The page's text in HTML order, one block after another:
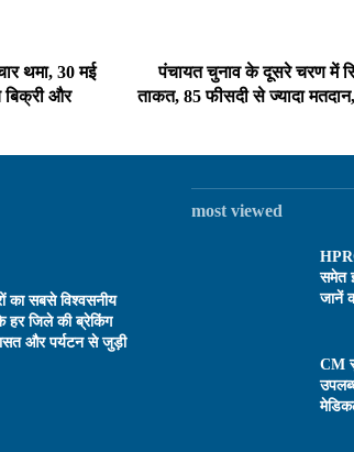
थमा, 30 मई
बिक्री और
पंचायत चुनाव के दूसरे चरण में
ताकत, 85 फीसदी से ज्यादा मतदान,
का सबसे विश्वसनीय
हर जिले की ब्रेकिंग
और पर्यटन से जुड़ी
most viewed
समेत
जानें
CM